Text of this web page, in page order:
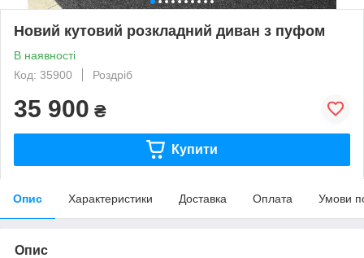
Новий кутовий розкладний диван з пуфом
В наявності
Код: 35900
Роздріб
35 900 ₴
Купити
Опис Характеристики Доставка Оплата Умови
Опис